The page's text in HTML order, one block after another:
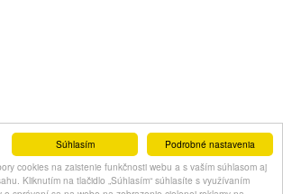
Podrobné nastavenia
Súhlasím
cookies na zaistenie funkčnosti webu a s vaším súhlasom aj
Kliknutím na tlačidlo „Súhlasím“ súhlasíte s využívaním